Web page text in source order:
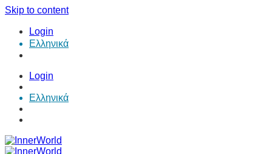
Skip to content
Login
Ελληνικά
Login
Ελληνικά